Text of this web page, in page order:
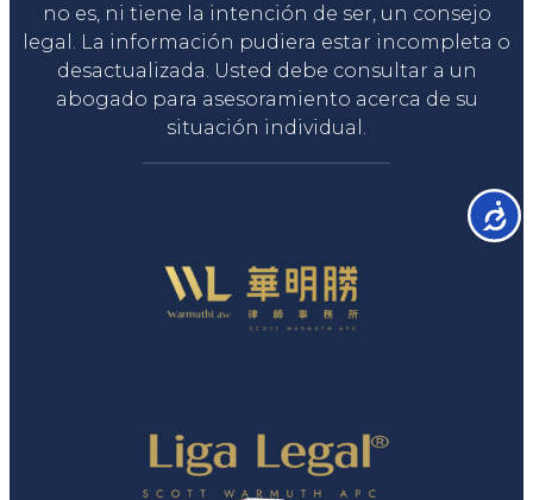
no es, ni tiene la intención de ser, un consejo
legal. La información pudiera estar incompleta o
desactualizada. Usted debe consultar a un
abogado para asesoramiento acerca de su
situación individual.